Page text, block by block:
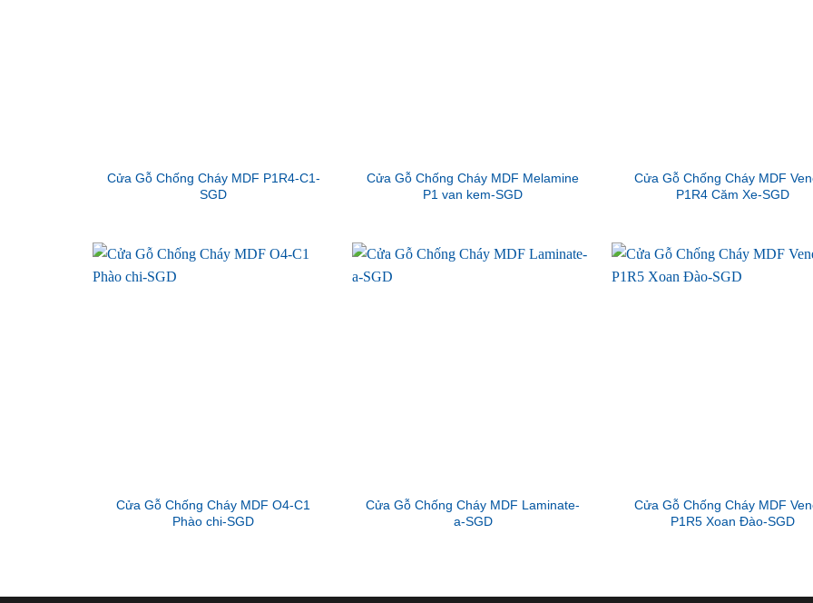
Cửa Gỗ Chống Cháy MDF P1R4-C1-
SGD
Cửa Gỗ Chống Cháy MDF Melamine
P1 van kem-SGD
Cửa Gỗ Chống Cháy MDF
P1R4 Căm Xe-SGD
Cửa Gỗ Chống Cháy MDF O4-C1
Phào chi-SGD
Cửa Gỗ Chống Cháy MDF Laminate-
a-SGD
Cửa Gỗ Chống Cháy MDF
P1R5 Xoan Đào-SGD